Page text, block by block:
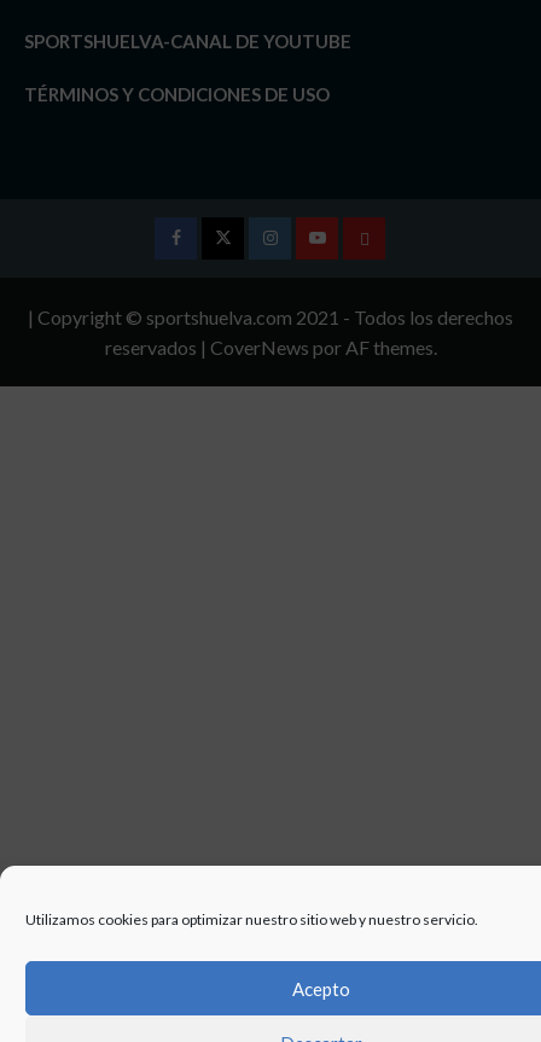
Utilizamos cookies para optimizar nuestro sitio web y nuestro servicio.
Acepto
SPORTSHUELVA-CANAL DE YOUTUBE
TÉRMINOS Y CONDICIONES DE USO
InstagramYoutubeTÉRMINOS
CONDICIONES
| Copyright © sportshuelva.com 2021 - Todos los derechos
reservados | CoverNews por AF themes.